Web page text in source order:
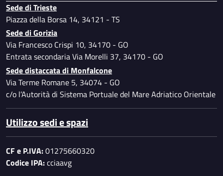
Sede di Trieste
Piazza della Borsa 14, 34121 - TS
Sede di Gorizia
Via Francesco Crispi 10, 34170 - GO
Entrata secondaria Via Morelli 37, 34170 - GO
Sede distaccata di Monfalcone
Via Terme Romane 5, 34074 - GO
c/o l’Autorità di Sistema Portuale del Mare Adriatico Orientale
Utilizzo sedi e spazi
CF e P.IVA:01275660320
Codice IPA:cciaavg